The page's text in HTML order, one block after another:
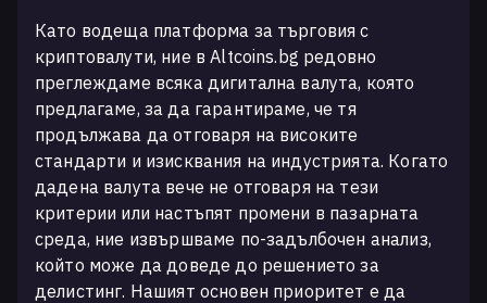
Като водеща платформа за търговия с
криптовалути, ние в Altcoins.bg редовно
преглеждаме всяка дигитална валута, която
предлагаме, за да гарантираме, че тя
продължава да отговаря на високите
стандарти и изисквания на индустрията. Когато
дадена валута вече не отговаря на тези
критерии или настъпят промени в пазарната
среда, ние извършваме по-задълбочен анализ,
който може да доведе до решението за
делистинг. Нашият основен приоритет е да